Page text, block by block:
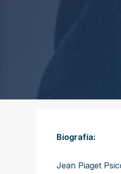
Biografía:
Jean Piaget